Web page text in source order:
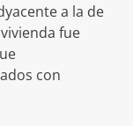
a la de
fue
con